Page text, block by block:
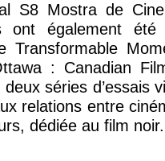
S8 Mostra de
ont également
Transformable
: Canadian
séries d’essais
relations entre
dédiée au film noir.